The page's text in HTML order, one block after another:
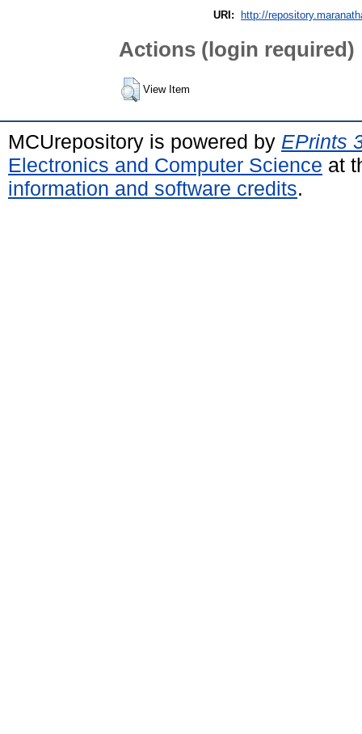
URI:
http://
Actions (login required)
View Item
MCUrepository is powered by EPrints
Electronics and Computer Science at
information and software credits.